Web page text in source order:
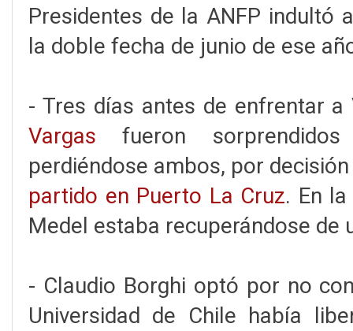
Presidentes de la ANFP indultó
la doble fecha de junio de ese
- Tres días antes de enfrentar a
Vargas fueron
perdiéndose ambos, por
partido en Puerto La Cruz. En
Medel estaba recuperándose de
- Claudio Borghi optó por no
Universidad de Chile había